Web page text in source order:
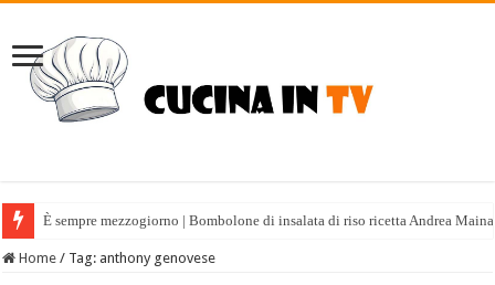
È sempre mezzogiorno | Bombolone di insalata di riso ricetta Andrea
Home / Tag: anthony genovese